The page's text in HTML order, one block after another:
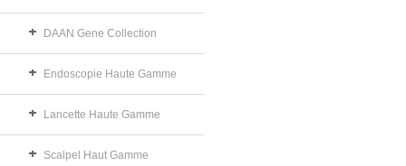
DAAN Gene Collection
Endoscopie Haute Gamme
Lancette Haute Gamme
Scalpel Haut Gamme